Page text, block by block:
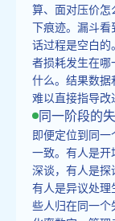
算、面对压价
下痕迹。漏斗
话过程是空白
者损耗发生在
什么。结果数
难以直接指导改
同一阶段的
即便定位到同
一致。有人是
深谈，有人是
有人是异议处
些人归在同一